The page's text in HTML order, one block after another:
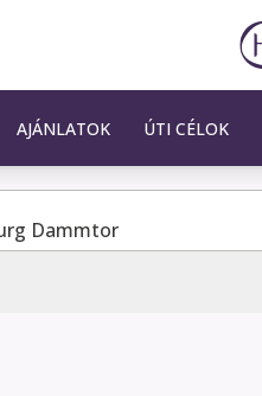
AJÁNLATOK ÚTI CÉLOK